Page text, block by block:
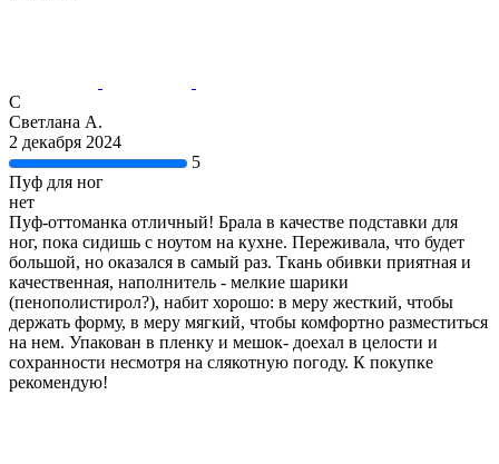
С
Светлана А.
2 декабря 2024
5
Пуф для ног
нет
Пуф-оттоманка отличный! Брала в качестве подставки для
ног, пока сидишь с ноутом на кухне. Переживала, что будет
большой, но оказался в самый раз. Ткань обивки приятная и
качественная, наполнитель - мелкие шарики
(пенополистирол?), набит хорошо: в меру жесткий, чтобы
держать форму, в меру мягкий, чтобы комфортно разместиться
на нем. Упакован в пленку и мешок- доехал в целости и
сохранности несмотря на слякотную погоду. К покупке
рекомендую!